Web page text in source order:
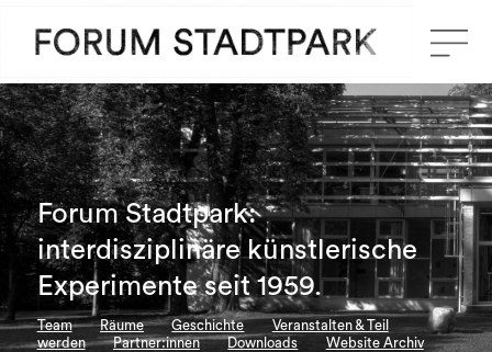
Forum Stadtpark:
interdisziplinäre künstlerische
Experimente seit 1959.
Team Räume Geschichte
Veranstalten & Teil
werden
Partner:innen Downloads
Website Archiv